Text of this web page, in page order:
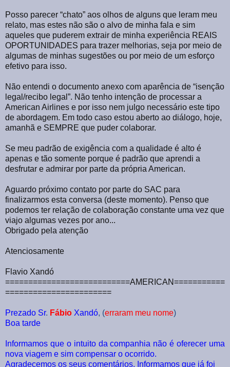
Posso parecer “chato” aos olhos de alguns que leram meu
relato, mas estes não são o alvo de minha fala e sim
aqueles que puderem extrair de minha experiência REAIS
OPORTUNIDADES para trazer melhorias, seja por meio de
algumas de minhas sugestões ou por meio de um esforço
efetivo para isso.
Não entendi o documento anexo com aparência de “isenção
legal/recibo legal”. Não tenho intenção de processar a
American Airlines e por isso nem julgo necessário este tipo
de abordagem. Em todo caso estou aberto ao diálogo, hoje,
amanhã e SEMPRE que puder colaborar.
Se meu padrão de exigência com a qualidade é alto é
apenas e tão somente porque é padrão que aprendi a
desfrutar e admirar por parte da própria American.
Aguardo próximo contato por parte do SAC para
finalizarmos esta conversa (deste momento). Penso que
podemos ter relação de colaboração constante uma vez que
viajo algumas vezes por ano...
Obrigado pela atenção
Atenciosamente
Flavio Xandó
===========================AMERICAN===========
=======================
Prezado Sr. Fábio Xandó, (erraram meu nome)
Boa tarde
Informamos que o intuito da companhia não é oferecer uma
nova viagem e sim compensar o ocorrido.
Agradecemos os seus comentários. Informamos que já foi